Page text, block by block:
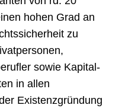
hohen Grad an
zu
sowie Kapital-
in allen
Existenzgründung